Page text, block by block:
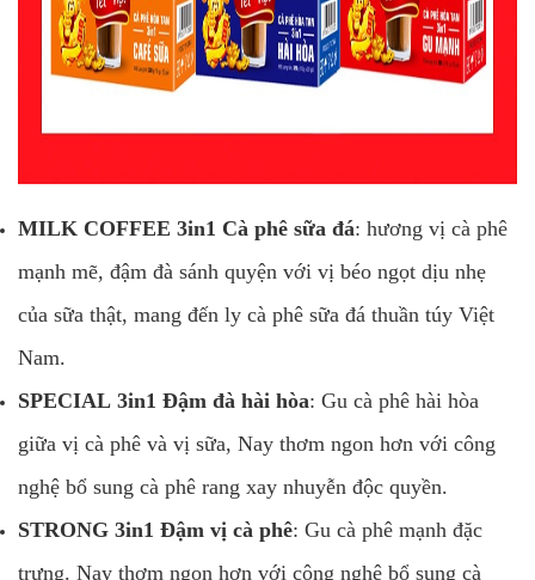
MILK COFFEE 3in1 Cà phê sữa đá: hương vị cà phê
mạnh mẽ, đậm đà sánh quyện với vị béo ngọt dịu nhẹ
của sữa thật, mang đến ly cà phê sữa đá thuần túy Việt
Nam.
SPECIAL 3in1 Đậm đà hài hòa: Gu cà phê hài hòa
giữa vị cà phê và vị sữa, Nay thơm ngon hơn với công
nghệ bổ sung cà phê rang xay nhuyễn độc quyền.
STRONG 3in1 Đậm vị cà phê: Gu cà phê mạnh đặc
trưng. Nay thơm ngon hơn với công nghệ bổ sung cà